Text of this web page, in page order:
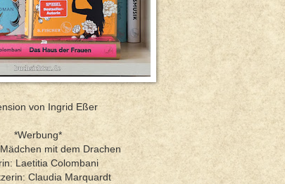
von Ingrid Eßer
*Werbung*
mit dem Drachen
Laetitia Colombani
Claudia Marquardt